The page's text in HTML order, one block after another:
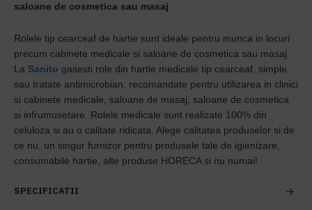
saloane de cosmetica sau masaj
Rolele tip cearceaf de hartie sunt ideale pentru munca in locuri
precum cabinete medicale si saloane de cosmetica sau masaj.
La Sanito gasesti role din hartie medicale tip cearceaf, simple
sau tratate antimicrobian, recomandate pentru utilizarea in clinici
si cabinete medicale, saloane de masaj, saloane de cosmetica
si infrumusetare. Rolele medicale sunt realizate 100% din
celuloza si au o calitate ridicata. Alege calitatea produselor si de
ce nu, un singur furnizor pentru produsele tale de igienizare,
consumabile hartie, alte produse HORECA si nu numai!
SPECIFICATII